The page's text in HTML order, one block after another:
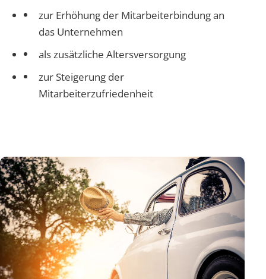
zur Erhöhung der Mitarbeiterbindung an
das Unternehmen
als zusätzliche Altersversorgung
zur Steigerung der
Mitarbeiterzufriedenheit